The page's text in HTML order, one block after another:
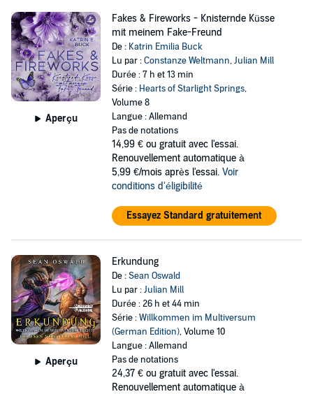
Aperçu
Fakes & Fireworks - Knisternde Küsse
mit meinem Fake-Freund
De : Katrin Emilia Buck
Lu par :Constanze Weltmann,Julian Mill
Durée : 7 h et 13 min
Série : Hearts of Starlight Springs,
Volume 8
Langue : Allemand
Pas de notations
14,99 € ou gratuit avec l'essai.
Renouvellement automatique à
5,99 €/mois après l'essai. Voir
conditions d'éligibilité
Essayez Standard gratuitement
Aperçu
Erkundung
De :Sean Oswald
Lu par :Julian Mill
Durée : 26 h et 44 min
Série :Willkommen im Multiversum
(German Edition), Volume 10
Langue : Allemand
Pas de notations
24,37 € ou gratuit avec l'essai.
Renouvellement automatique à